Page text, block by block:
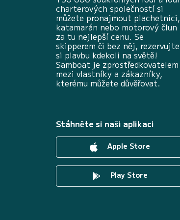
charterových společností si
můžete pronajmout plachetnici,
katamarán nebo motorový člun
za tu nejlepší cenu. Se
skipperem či bez něj, rezervujte
si plavbu kdekoli na světě!
Samboat je zprostředkovatelem
mezi vlastníky a zákazníky,
kterému můžete důvěřovat.
Stáhněte si naši aplikaci
Apple Store
Play Store